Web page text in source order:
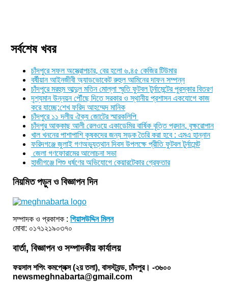
সর্বশেষ খবর
চাঁদপুরে সফল অস্ত্রোপচার, বের হলো ৬.৪৫ কেজির টিউমার
বর্ষীয়ান আইনজীবী অ্যাডভোকেট রুহুল আমিনের দাফন সম্পন্ন
চাঁদপুরে মরহুম আব্দুল মতিন মোল্লা স্মৃতি ফুটবল টুর্নামেন্টের পুরস্কার বিতরণ
দৃশ্যমান উন্নয়ন পৌঁছে দিতে সরকার ও স্থানীয় প্রশাসন একযোগে কাজ
করে যাচ্ছে:শেখ ফরিদ আহম্মেদ মানিক
চাঁদপুরে ১১ দলীয় ঐক্য জোটের স্মারকলিপি
চাঁদপুর আক্কাছ আলী রেলওয়ে একাডেমির বার্ষিক বৃত্তি প্রদান, বৃক্ষরোপান
খাল খননের পাশাপাশি কৃষকদের জন্য সড়ক তৈরি করা হবে : এমএ হান্নান
ফরিদগঞ্জে জুলাই গণঅভ্যুত্থান দিবস উপলক্ষে প্রীতি ফুটবল টুর্নামেন্ট
জেলা গণফোরামের আলোচনা সভা
হাজীগঞ্জে শিশু ধর্ষণের অভিযোগে কেয়ারটেকার গ্রেফতার
নিয়মিত পড়ুন ও বিজ্ঞাপন দিন
সম্পাদক ও প্রকাশক :গিয়াসউদ্দিন মিলন
মোবা: ০১৭১২১৯০৩৭০
বার্তা, বিজ্ঞাপন ও সম্পাদকীয় কার্যালয়
ফয়সাল শপিং কমপ্লেক্স (২য় তলা), বাসস্ট্যন্ড, চাঁদপুর। -৩৬০০
newsmeghnabarta@gmail.com